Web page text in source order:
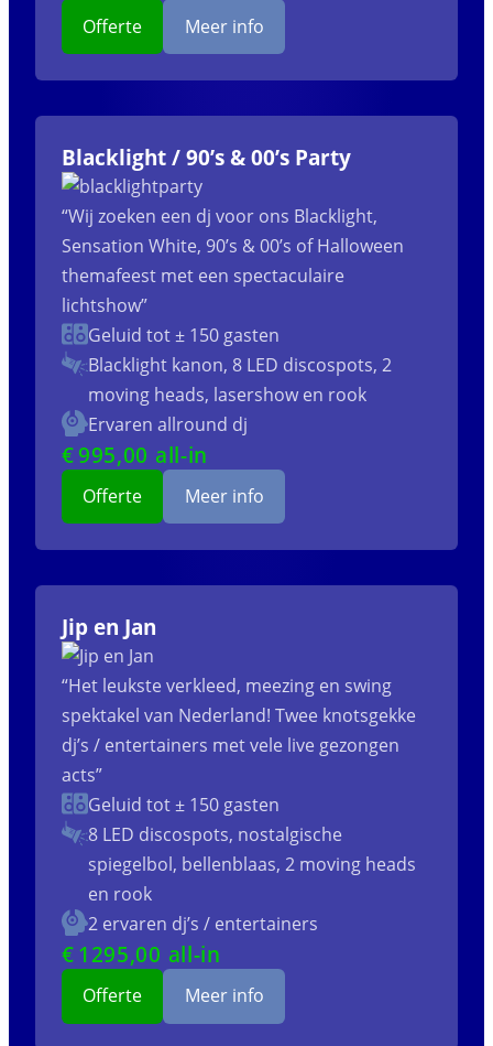
Offerte Meer info
Blacklight / 90’s & 00’s Party
“Wij zoeken een dj voor ons Blacklight,
Sensation White, 90’s & 00’s of Halloween
themafeest met een spectaculaire
lichtshow”
Geluid tot ± 150 gasten
Blacklight kanon, 8 LED discospots, 2
moving heads, lasershow en rook
Ervaren allround dj
€995,00 all-in
Offerte Meer info
Jip en Jan
“Het leukste verkleed, meezing en swing
spektakel van Nederland! Twee knotsgekke
dj’s / entertainers met vele live gezongen
acts”
Geluid tot ± 150 gasten
8 LED discospots, nostalgische
spiegelbol, bellenblaas, 2 moving heads
en rook
2 ervaren dj’s / entertainers
€ 1295,00 all-in
Offerte Meer info